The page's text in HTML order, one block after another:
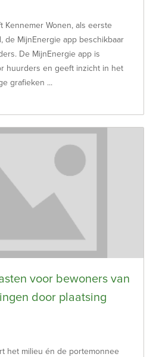
Kennemer Wonen, als eerste
de MijnEnergie app beschikbaar
De MijnEnergie app is
huurders en geeft inzicht in het
grafieken ...
voor bewoners van
door plaatsing
het milieu én de portemonnee